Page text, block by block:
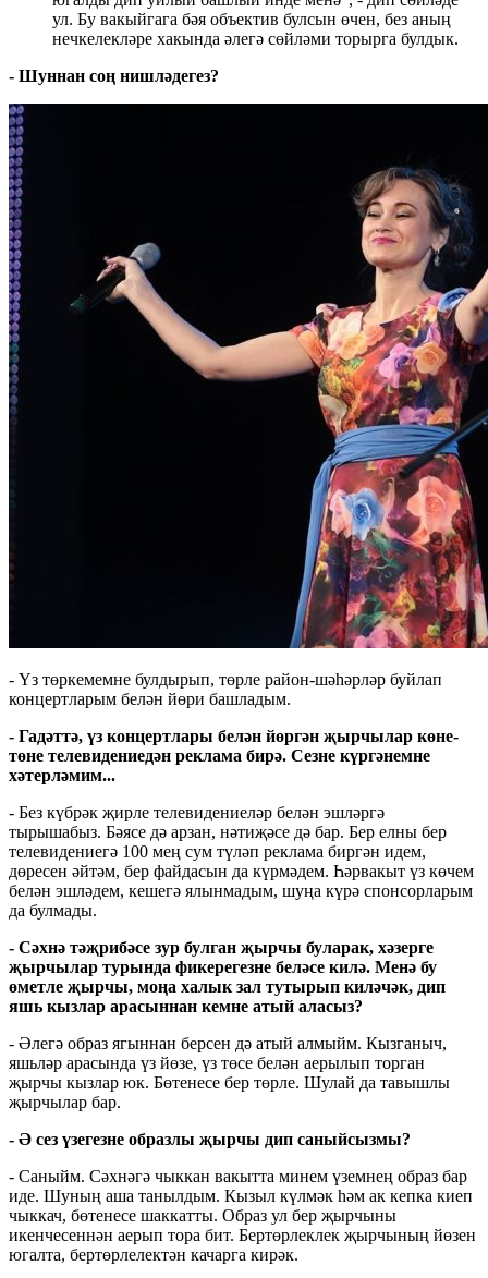
ул. Бу вакыйгага бәя объектив булсын өчен, без аның
нечкелекләре хакында әлегә сөйләми торырга булдык.
- Шуннан соң нишләдегез?
- Үз төркемемне булдырып, төрле район-шәһәрләр буйлап
концертларым белән йөри башладым.
- Гадәттә, үз концертлары белән йөргән җырчылар көне-
төне телевидениедән реклама бирә. Сезне күргәнемне
хәтерләмим...
- Без күбрәк җирле телевидениеләр белән эшләргә
тырышабыз. Бәясе дә арзан, нәтиҗәсе дә бар. Бер елны бер
телевидениегә 100 мең сум түләп реклама биргән идем,
дөресен әйтәм, бер файдасын да күрмәдем. Һәрвакыт үз көчем
белән эшләдем, кешегә ялынмадым, шуңа күрә спонсорларым
да булмады.
- Сәхнә тәҗрибәсе зур булган җырчы буларак, хәзерге
җырчылар турында фикерегезне беләсе килә. Менә бу
өметле җырчы, моңа халык зал тутырып киләчәк, дип
яшь кызлар арасыннан кемне атый аласыз?
- Әлегә образ ягыннан берсен дә атый алмыйм. Кызганыч,
яшьләр арасында үз йөзе, үз төсе белән аерылып торган
җырчы кызлар юк. Бөтенесе бер төрле. Шулай да тавышлы
җырчылар бар.
- Ә сез үзегезне образлы җырчы дип саныйсызмы?
- Саныйм. Сәхнәгә чыккан вакытта минем үземнең образ бар
иде. Шуның аша танылдым. Кызыл күлмәк һәм ак кепка киеп
чыккач, бөтенесе шаккатты. Образ ул бер җырчыны
икенчесеннән аерып тора бит. Бертөрлеклек җырчының йөзен
югалта, бертөрлелектән качарга кирәк.